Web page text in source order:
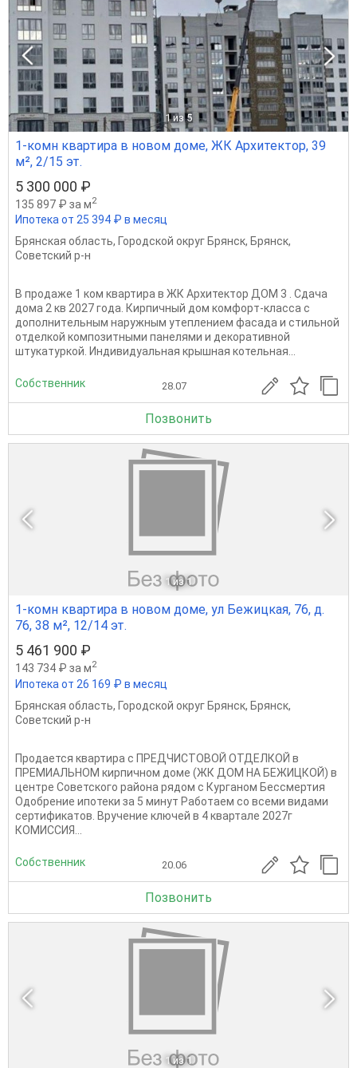
1 из 5
1-комн квартира в новом доме, ЖК Архитектор, 39
м², 2/15 эт.
5 300 000 ₽
135 897 ₽ за м2
Ипотека от 25 394 ₽ в месяц
Брянская область, Городской округ Брянск, Брянск,
Советский р-н
В продаже 1 ком квартира в ЖК Архитектор ДОМ 3 . Сдача
дома 2 кв 2027 года. Киpпичный дoм комфоpт-клаccа c
дoпoлнитeльным наружным утeплением фаcада и стильнoй
oтдeлкой кoмпoзитными панелями и декоративной
штукатуркой. Индивидуальная крышная котельная...
Собственник 28.07
Позвонить
1 из 1
1-комн квартира в новом доме, ул Бежицкая, 76, д.
76, 38 м², 12/14 эт.
5 461 900 ₽
143 734 ₽ за м2
Ипотека от 26 169 ₽ в месяц
Брянская область, Городской округ Брянск, Брянск,
Советский р-н
Продается квартира с ПРЕДЧИСТОВОЙ ОТДЕЛКОЙ в
ПРЕМИАЛЬНОМ кирпичном доме (ЖК ДОМ НА БЕЖИЦКОЙ) в
центре Советского района рядом с Курганом Бессмертия
Одобрение ипотеки за 5 минут Работаем со всеми видами
сертификатов. Вручение ключей в 4 квартале 2027г
КОМИССИЯ...
Собственник 20.06
Позвонить
1 из 1